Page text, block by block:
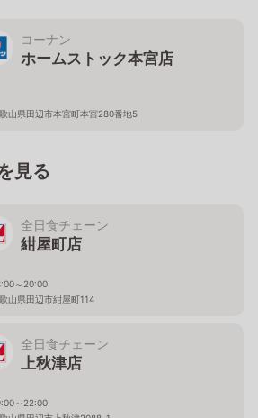
コーナン
ホームストック本宮店
山県田辺市本宮町本宮280番地5
見る
全日食チェーン
紺屋町店
～20:00
山県田辺市紺屋町114
全日食チェーン
上秋津店
～22:00